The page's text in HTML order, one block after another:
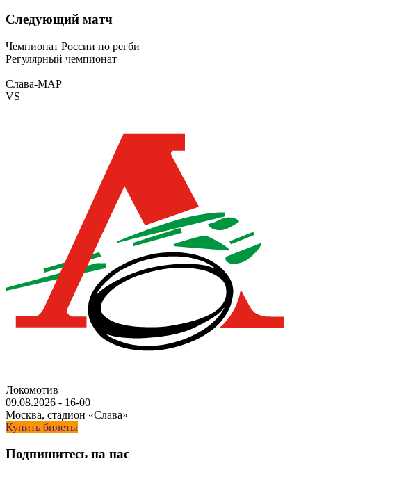
Следующий матч
Чемпионат России по регби
Регулярный чемпионат
Слава-МАР
VS
Локомотив
09.08.2026 - 16-00
Москва, стадион «Слава»
Купить билеты
Подпишитесь на нас